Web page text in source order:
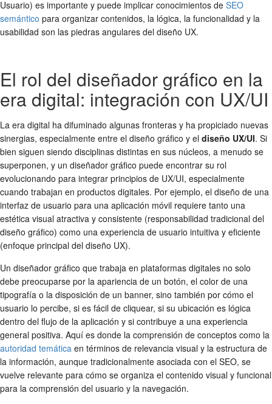
Usuario) es importante y puede implicar conocimientos de SEO
semántico para organizar contenidos, la lógica, la funcionalidad y la
usabilidad son las piedras angulares del diseño UX.
El rol del diseñador gráfico en la
era digital: integración con UX/UI
La era digital ha difuminado algunas fronteras y ha propiciado nuevas
sinergias, especialmente entre el diseño gráfico y el diseño UX/UI. Si
bien siguen siendo disciplinas distintas en sus núcleos, a menudo se
superponen, y un diseñador gráfico puede encontrar su rol
evolucionando para integrar principios de UX/UI, especialmente
cuando trabajan en productos digitales. Por ejemplo, el diseño de una
interfaz de usuario para una aplicación móvil requiere tanto una
estética visual atractiva y consistente (responsabilidad tradicional del
diseño gráfico) como una experiencia de usuario intuitiva y eficiente
(enfoque principal del diseño UX).
Un diseñador gráfico que trabaja en plataformas digitales no solo
debe preocuparse por la apariencia de un botón, el color de una
tipografía o la disposición de un banner, sino también por cómo el
usuario lo percibe, si es fácil de cliquear, si su ubicación es lógica
dentro del flujo de la aplicación y si contribuye a una experiencia
general positiva. Aquí es donde la comprensión de conceptos como la
autoridad temática en términos de relevancia visual y la estructura de
la información, aunque tradicionalmente asociada con el SEO, se
vuelve relevante para cómo se organiza el contenido visual y funcional
para la comprensión del usuario y la navegación.